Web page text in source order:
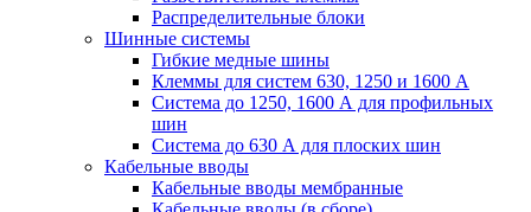
Распределительные блоки
Шинные системы
Гибкие медные шины
Клеммы для систем 630, 1250 и 1600 А
Система до 1250, 1600 А для профильных
шин
Система до 630 А для плоских шин
Кабельные вводы
Кабельные вводы мембранные